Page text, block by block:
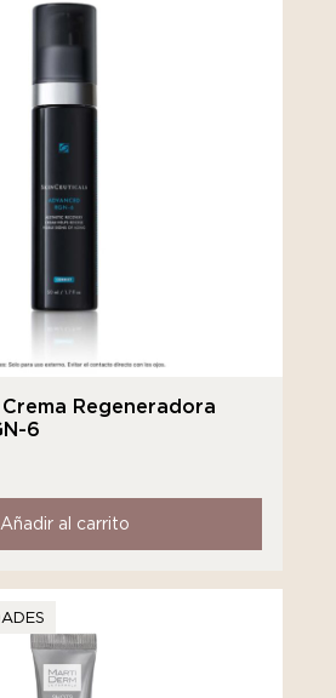
Regeneradora
6
Añadir al carrito